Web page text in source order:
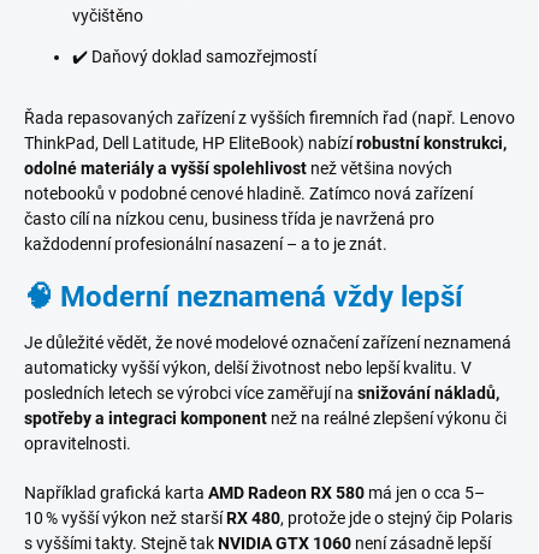
vyčištěno
✔️ Daňový doklad samozřejmostí
Řada repasovaných zařízení z vyšších firemních řad (např. Lenovo
ThinkPad, Dell Latitude, HP EliteBook) nabízírobustní konstrukci,
odolné materiály a vyšší spolehlivost než většina nových
notebooků v podobné cenové hladině. Zatímco nová zařízení
často cílí na nízkou cenu, business třída je navržená pro
každodenní profesionální nasazení – a to je znát.
🧠 Moderní neznamená vždy lepší
Je důležité vědět, že nové modelové označení zařízení neznamená
automaticky vyšší výkon, delší životnost nebo lepší kvalitu. V
posledních letech se výrobci více zaměřují na snižování nákladů,
spotřeby a integraci komponent než na reálné zlepšení výkonu či
opravitelnosti.
Například grafická karta AMD Radeon RX 580 má jen o cca 5–
10 % vyšší výkon než staršíRX 480, protože jde o stejný čip Polaris
s vyššími takty. Stejně takNVIDIA GTX 1060 není zásadně lepší